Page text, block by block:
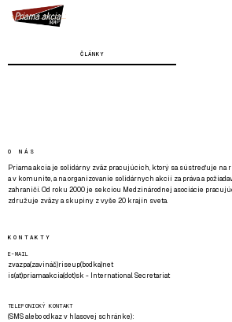
ČLÁNKY
O NÁS
Priama akcia je solidárny zväz pracujúcich, ktorý sa sústreďuje na
a v komunite, a na organizovanie solidárnych akcií za práva a
zahraničí. Od roku 2000 je sekciou Medzinárodnej asociácie
združuje zväzy a skupiny z vyše 20 krajín sveta.
KONTAKTY
E-MAIL
zvazpa(zavináč)riseup(bodka)net
is(at)priamaakcia(dot)sk - International Secretariat
TELEFONICKÝ KONTAKT
(SMS alebo odkaz v hlasovej schránke):